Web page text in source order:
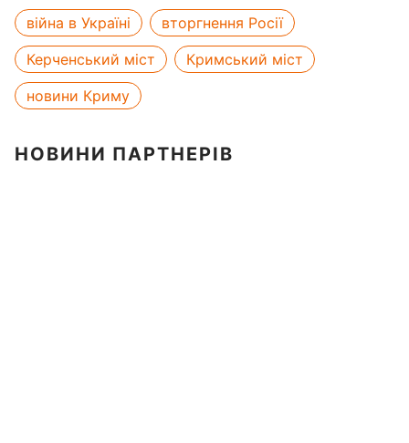
війна в Україні
вторгнення Росії
Керченський міст
Кримський міст
новини Криму
НОВИНИ ПАРТНЕРІВ